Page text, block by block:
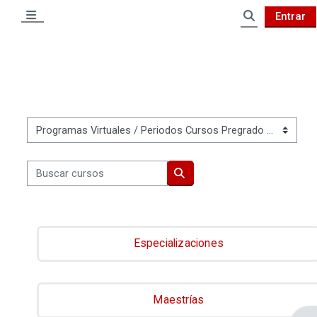
Panel lateral
Entrar
Categorías
Buscar cursos
Buscar cursos
Especializaciones
Maestrías